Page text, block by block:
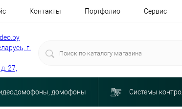
Контакты Портфолио Сервис
г.
27,
домофоны Системы